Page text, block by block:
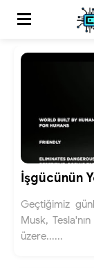
İşgücünün
Geçtiğimiz
Musk,
üzere......